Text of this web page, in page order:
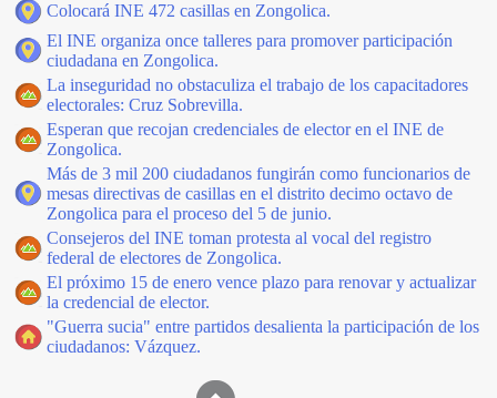
Colocará INE 472 casillas en Zongolica.
El INE organiza once talleres para promover participación
ciudadana en Zongolica.
La inseguridad no obstaculiza el trabajo de los capacitadores
electorales: Cruz Sobrevilla.
Esperan que recojan credenciales de elector en el INE de
Zongolica.
Más de 3 mil 200 ciudadanos fungirán como funcionarios de
mesas directivas de casillas en el distrito decimo octavo de
Zongolica para el proceso del 5 de junio.
Consejeros del INE toman protesta al vocal del registro
federal de electores de Zongolica.
El próximo 15 de enero vence plazo para renovar y actualizar
la credencial de elector.
"Guerra sucia" entre partidos desalienta la participación de los
ciudadanos: Vázquez.